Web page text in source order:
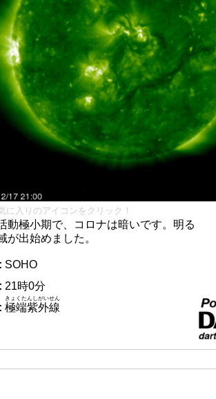
に入りのアイコンをクリック！
動極小期で、コロナは暗いです。明る
が出始めました。
: SOHO
: 21時0分
極端紫外線
きょくたんしがいせん